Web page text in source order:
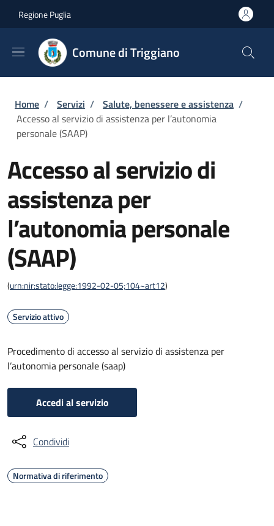
Regione Puglia
Comune di Triggiano
Briciole di pane
Home / Servizi / Salute, benessere e assistenza /
Accesso al servizio di assistenza per l’autonomia
personale (SAAP)
Accesso al servizio di
assistenza per
l’autonomia personale
(SAAP)
(urn:nir:stato:legge:1992-02-05;104~art12)
Servizio attivo
Procedimento di accesso al servizio di assistenza per
l’autonomia personale (saap)
Accedi al servizio
Condividi
Normativa di riferimento